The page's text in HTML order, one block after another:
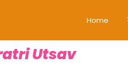
Home
Utsav